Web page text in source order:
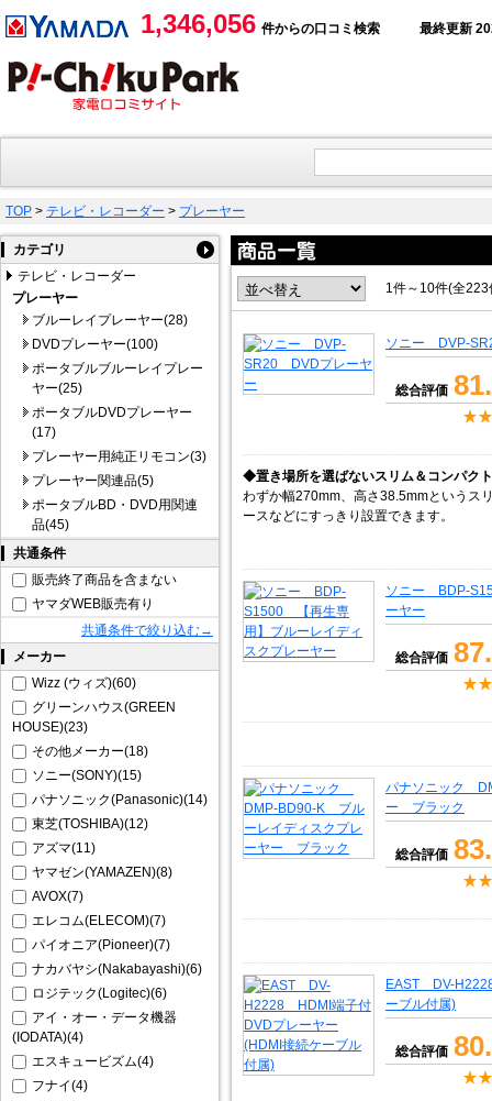
1,346,056 件からの口コミ検索 最終更新
TOP > テレビ・レコーダー > プレーヤー
カテゴリ
テレビ・レコーダー
プレーヤー
ブルーレイプレーヤー(28)
DVDプレーヤー(100)
ポータブルブルーレイプレー
ヤー(25)
ポータブルDVDプレーヤー
(17)
プレーヤー用純正リモコン(3)
プレーヤー関連品(5)
ポータブルBD・DVD用関連
品(45)
共通条件
販売終了商品を含まない
ヤマダWEB販売有り
共通条件で絞り込む→
メーカー
Wizz (ウィズ)(60)
グリーンハウス(GREEN
HOUSE)(23)
その他メーカー(18)
ソニー(SONY)(15)
パナソニック(Panasonic)(14)
東芝(TOSHIBA)(12)
アズマ(11)
ヤマゼン(YAMAZEN)(8)
AVOX(7)
エレコム(ELECOM)(7)
パイオニア(Pioneer)(7)
ナカバヤシ(Nakabayashi)(6)
ロジテック(Logitec)(6)
アイ・オー・データ機器
(IODATA)(4)
エスキュービズム(4)
フナイ(4)
1件～10件(全
ソニー DVP-
総合評価
◆置き場所を選ばないスリム＆コンパク
わずか幅270mm、高さ38.5mmというス
ースなどにすっきり設置できます。
ソニー BDP-
ーヤー
総合評価
パナソニック
ー ブラック
総合評価
EAST DV-
ーブル付属)
総合評価